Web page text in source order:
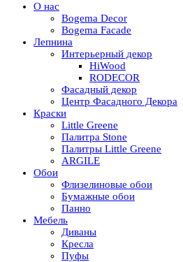
О нас
Bogema Decor
Bogema Facade
Лепнина
Интерьерный декор
HiWood
RODECOR
Фасадный декор
Центр Фасадного Декора
Краски
Little Greene
Палитра Stone
Палитры Little Greene
ARGILE
Обои
Флизелиновые обои
Бумажные обои
Панно
Мебель
Диваны
Кресла
Пуфы